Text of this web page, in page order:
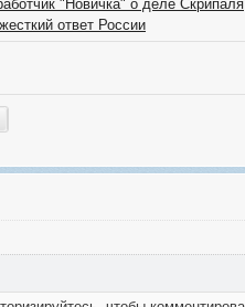
"Новичка" о деле Скрипаля
ответ России